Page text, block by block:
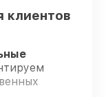
клиентов